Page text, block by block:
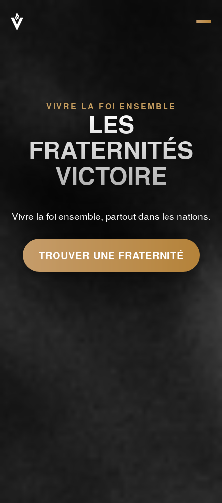
VIVRE LA FOI ENSEMBLE
LES
FRATERNITÉS
VICTOIRE
Vivre la foi ensemble, partout dans les nations.
TROUVER UNE FRATERNITÉ